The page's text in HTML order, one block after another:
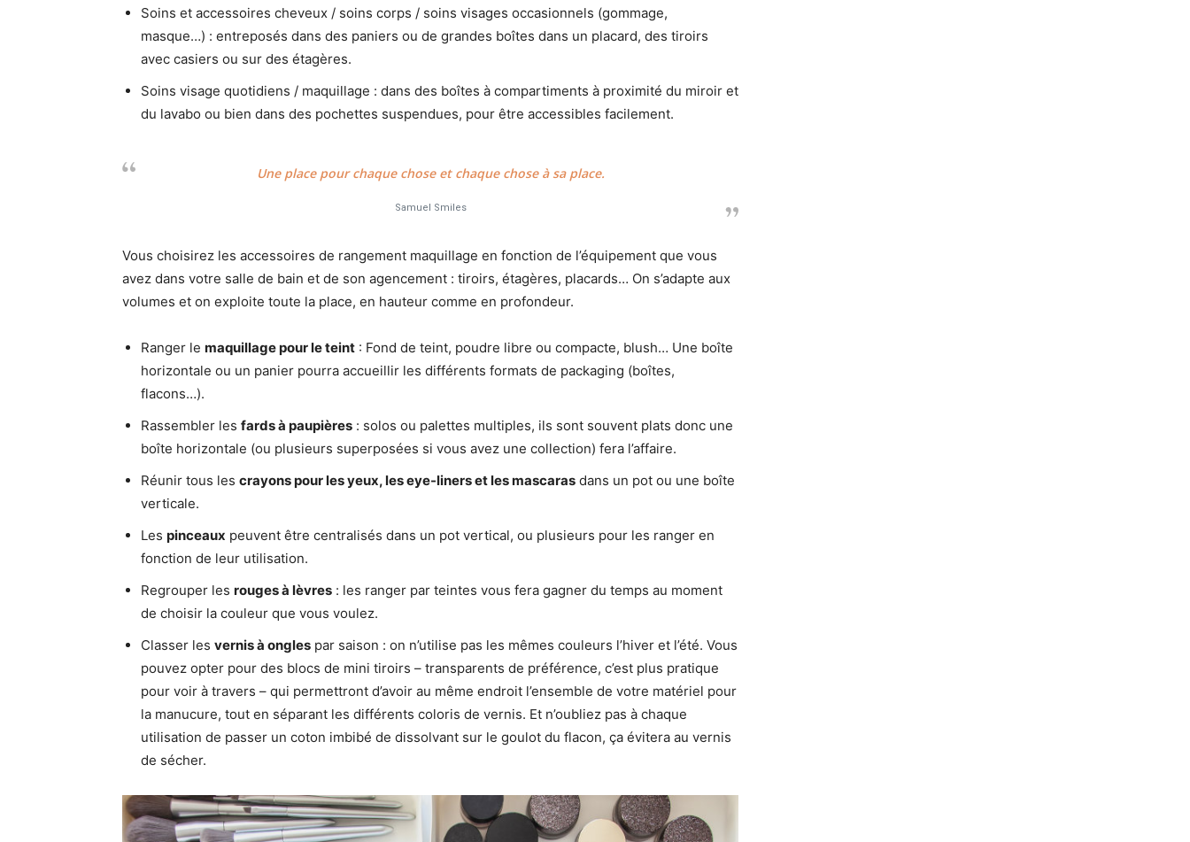
Soins et accessoires cheveux / soins corps / soins visages occasionnels (gommage,
masque…) : entreposés dans des paniers ou de grandes boîtes dans un placard, des tiroirs
avec casiers ou sur des étagères.
Soins visage quotidiens / maquillage : dans des boîtes à compartiments à proximité du miroir et
du lavabo ou bien dans des pochettes suspendues, pour être accessibles facilement.
Une place pour chaque chose et chaque chose à sa place.
Samuel Smiles
Vous choisirez les accessoires de rangement maquillage en fonction de l’équipement que vous
avez dans votre salle de bain et de son agencement : tiroirs, étagères, placards… On s’adapte aux
volumes et on exploite toute la place, en hauteur comme en profondeur.
Ranger le maquillage pour le teint : Fond de teint, poudre libre ou compacte, blush… Une boîte
horizontale ou un panier pourra accueillir les différents formats de packaging (boîtes,
flacons…).
Rassembler les fards à paupières : solos ou palettes multiples, ils sont souvent plats donc une
boîte horizontale (ou plusieurs superposées si vous avez une collection) fera l’affaire.
Réunir tous les crayons pour les yeux, les eye-liners et les mascaras dans un pot ou une boîte
verticale.
Les pinceaux peuvent être centralisés dans un pot vertical, ou plusieurs pour les ranger en
fonction de leur utilisation.
Regrouper les rouges à lèvres : les ranger par teintes vous fera gagner du temps au moment
de choisir la couleur que vous voulez.
Classer les vernis à ongles par saison : on n’utilise pas les mêmes couleurs l’hiver et l’été. Vous
pouvez opter pour des blocs de mini tiroirs – transparents de préférence, c’est plus pratique
pour voir à travers – qui permettront d’avoir au même endroit l’ensemble de votre matériel pour
la manucure, tout en séparant les différents coloris de vernis. Et n’oubliez pas à chaque
utilisation de passer un coton imbibé de dissolvant sur le goulot du flacon, ça évitera au vernis
de sécher.